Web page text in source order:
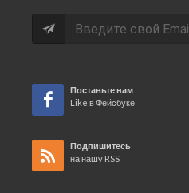
Поставьте нам
Like в Фейсбуке
Подпишитесь
на нашу RSS